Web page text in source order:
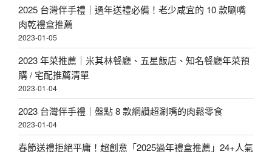
2025 台灣伴手禮｜過年送禮必備！老少咸宜的 10 款唰嘴
肉乾禮盒推薦
2023-01-05
2023 年菜推薦｜米其林餐廳、五星飯店、知名餐廳年菜預
購 / 宅配推薦清單
2023-01-04
2023 台灣伴手禮｜盤點 8 款網讚超涮嘴的肉鬆零食
2023-01-04
春節送禮拒絕平庸！超創意「2025過年禮盒推薦」24+人氣